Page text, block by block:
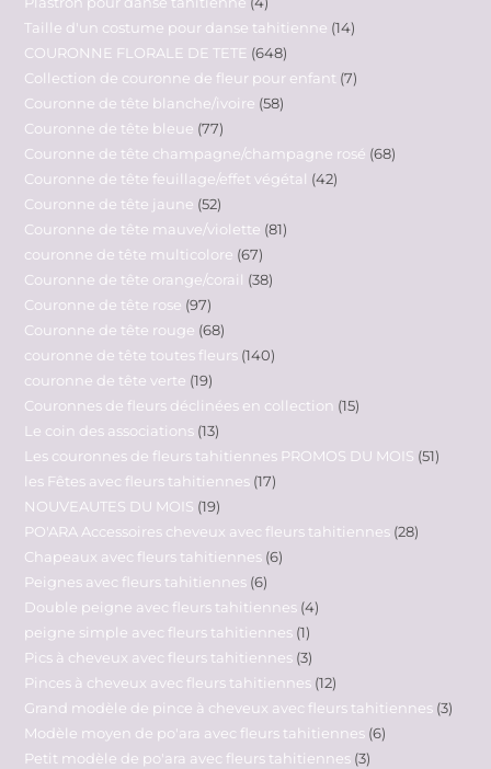
Taille d'un costume pour danse tahitienne 14
COURONNE FLORALE DE TETE 648
Collection de couronne de fleur pour enfant 7
Couronne de tête blanche/ivoire 58
Couronne de tête bleue 77
Couronne de tête champagne/champagne rosé 68
Couronne de tête feuillage/effet végétal 42
Couronne de tête jaune 52
Couronne de tête mauve/violette 81
couronne de tête multicolore 67
Couronne de tête orange/corail 38
Couronne de tête rose 97
Couronne de tête rouge 68
couronne de tête toutes fleurs 140
couronne de tête verte 19
Couronnes de fleurs déclinées en collection 15
Le coin des associations 13
Les couronnes de fleurs tahitiennes PROMOS DU MOIS 51
les Fêtes avec fleurs tahitiennes 17
NOUVEAUTES DU MOIS 19
PO'ARA Accessoires cheveux avec fleurs tahitiennes 28
Chapeaux avec fleurs tahitiennes 6
Peignes avec fleurs tahitiennes 6
Double peigne avec fleurs tahitiennes 4
peigne simple avec fleurs tahitiennes 1
Pics à cheveux avec fleurs tahitiennes 3
Pinces à cheveux avec fleurs tahitiennes 12
Grand modèle de pince à cheveux avec fleurs tahitiennes 3
Modèle moyen de po'ara avec fleurs tahitiennes 6
Petit modèle de po'ara avec fleurs tahitiennes 3